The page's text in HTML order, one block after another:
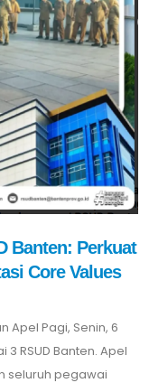
Banten: Perkuat
Core Values
Apel Pagi, Senin, 6
RSUD Banten. Apel
seluruh pegawai